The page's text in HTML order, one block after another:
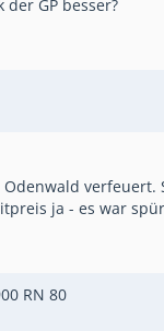
GP besser?
verfeuert.
ja - es war
RN 80